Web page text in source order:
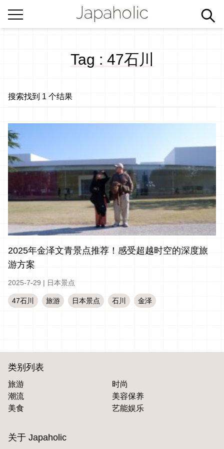
Tag : 47石川
搜索找到 1 个结果
2025年金泽文青景点推荐！感受超越时空的深度旅
游方案
2025-7-29 | 日本景点
47石川 旅游 日本景点 石川 金泽
类别列表
旅游
时尚
潮流
美容保养
美食
艺能娱乐
关于 Japaholic